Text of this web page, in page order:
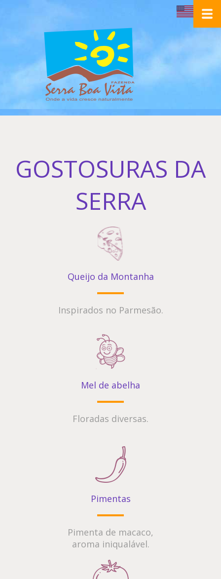
GOSTOSURAS DA
SERRA
Queijo da Montanha
Inspirados no Parmesão.
Mel de abelha
Floradas diversas.
Pimentas
Pimenta de macaco,
aroma iniqualável.